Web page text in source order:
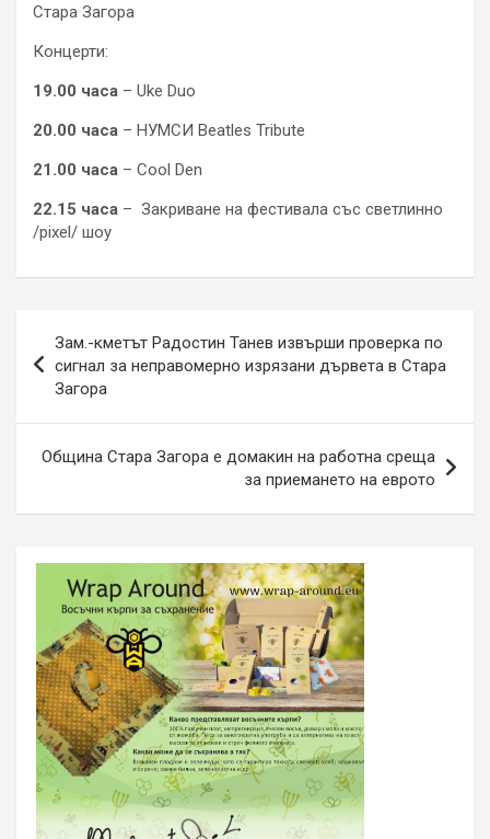
Стара Загора
Концерти:
19.00 часа – Uke Duo
20.00 часа – НУМСИ Beatles Tribute
21.00 часа – Cool Den
22.15 часа – Закриване на фестивала със светлинно
/pixel/ шоу
Зам.-кметът Радостин Танев извърши проверка по
сигнал за неправомерно изрязани дървета в Стара
Загора
Община Стара Загора е домакин на работна среща
за приемането на еврото